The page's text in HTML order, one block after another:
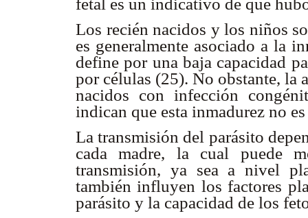
Los recién nacidos y los niños
es generalmente asociado a la
define por una baja capacidad
por células (25). No obstante, la
nacidos con infección
indican que esta inmadurez no
La transmisión del parásito
cada madre, la cual puede
transmisión, ya sea a nivel
también influyen los factores
parásito y la capacidad de los